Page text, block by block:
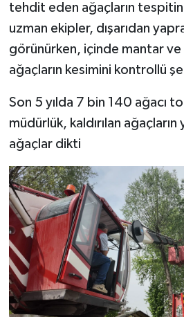
tehdit eden ağaçların
uzman ekipler, dışarıdan
görünürken, içinde mantar ve
ağaçların kesimini kontrollü
Son 5 yılda 7 bin 140 ağacı
müdürlük, kaldırılan ağaçların
ağaçlar dikti